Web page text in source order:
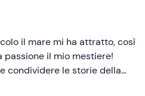
il mare mi ha attratto, così
passione il mio mestiere!
condividere le storie della